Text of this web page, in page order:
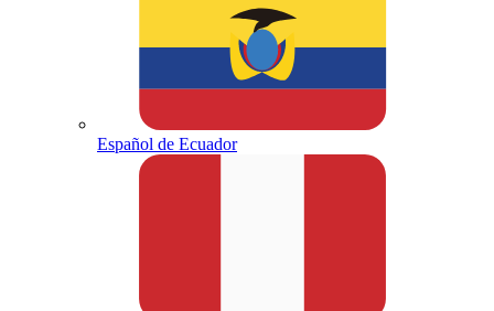
Español de Ecuador